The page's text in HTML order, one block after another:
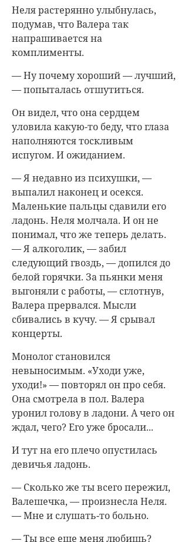
Неля растерянно улыбнулась,
подумав, что Валера так
напрашивается на
комплименты.
— Ну почему хороший — лучший,
— попыталась отшутиться.
Он видел, что она сердцем
уловила какую-то беду, что глаза
наполняются тоскливым
испугом. И ожиданием.
— Я недавно из психушки, —
выпалил наконец и осекся.
Маленькие пальцы сдавили его
ладонь. Неля молчала. И он не
понимал, что же теперь делать.
— Я алкоголик, — забил
следующий гвоздь, — допился до
белой горячки. За пьянки меня
выгоняли с работы, — сглотнув,
Валера прервался. Мысли
сбивались в кучу. — Я срывал
концерты.
Монолог становился
невыносимым. «Уходи уже,
уходи!» — повторял он про себя.
Она смотрела в пол. Валера
уронил голову в ладони. А чего он
ждал, чего? Его уже бросали...
И тут на его плечо опустилась
девичья ладонь.
— Сколько же ты всего пережил,
Валешечка, — произнесла Неля.
— Мне и слушать-то больно.
— Ты все еще меня любишь?